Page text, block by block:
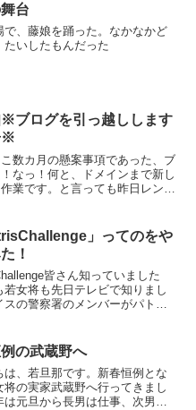
台
で、藤娘を踊った。なかなかど
たいしたもんだった
ブログを引っ越しします
※
数カ月の懸案事項であった、ブ
なっ！何と、ドメインまで新し
業です。と言っても昨日レンタ
」ってのをや
！
皆さん知っていました
若女将も先日テレビで知りまし
スの警察署のメンバーがパトカ
たようです。で、次郎長屋でも
...
の武蔵野へ
は、若旦那です。新春恒例とな
将の実家武蔵野へ行ってきまし
は元旦から長男は仕事、次男は